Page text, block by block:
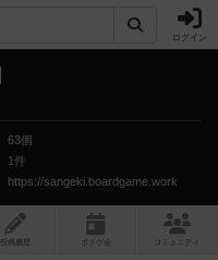
ログイン
63個
1件
https://sangeki.boardgame.work
投稿履歴 ボ ドゲ コミュニティ